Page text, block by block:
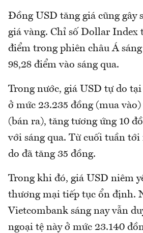
Đồng USD tăng giá cũng gây
giá vàng. Chỉ số Dollar Index
điểm trong phiên châu Á
98,28 điểm vào sáng qua.
Trong nước, giá USD tự do
ở mức 23.235 đồng (mua
(bán ra), tăng tương ứng 10
với sáng qua. Từ cuối tuần tới
do đã tăng 35 đồng.
Trong khi đó, giá USD niêm
thương mại tiếp tục ổn định.
Vietcombank sáng nay vẫn
ngoại tệ này ở mức 23.140